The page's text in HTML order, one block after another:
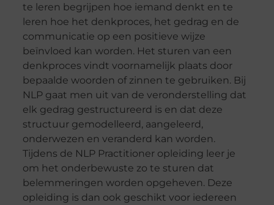
te leren begrijpen hoe iemand denkt en te
leren hoe het denkproces, het gedrag en de
communicatie op een positieve wijze
beïnvloed kan worden. Het sturen van een
denkproces vindt voornamelijk plaats door
bepaalde woorden of zinnen te gebruiken. Bij
NLP gaat men uit van de veronderstelling dat
elk gedrag gestructureerd is en dat deze
structuur gemodelleerd, aangeleerd,
onderwezen en veranderd kan worden.
Tijdens de NLP Practitioner opleiding leer je
om het onderbewuste zo te sturen dat
belemmeringen worden opgeheven. Deze
opleiding is dan ook geschikt voor iedereen